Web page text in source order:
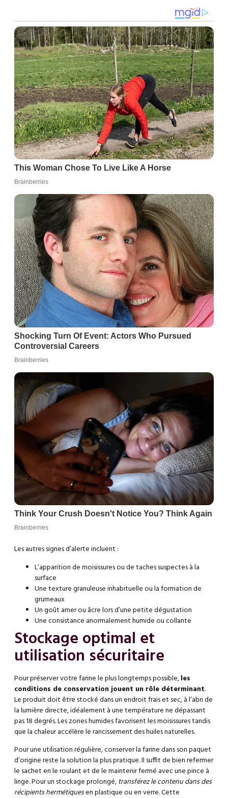
Les autres signes d’alerte incluent :
L’apparition de moisissures ou de taches suspectes à la
surface
Une texture granuleuse inhabituelle ou la formation de
grumeaux
Un goût amer ou âcre lors d’une petite dégustation
Une consistance anormalement humide ou collante
Stockage optimal et
utilisation sécuritaire
Pour préserver votre farine le plus longtemps possible,les
conditions de conservation jouent un rôle déterminant.
Le produit doit être stocké dans un endroit frais et sec, à l’abri de
la lumière directe, idéalement à une température ne dépassant
pas 18 degrés. Les zones humides favorisent les moisissures tandis
que la chaleur accélère le rancissement des huiles naturelles.
Pour une utilisation régulière, conserver la farine dans son paquet
d’origine reste la solution la plus pratique. Il suffit de bien refermer
le sachet en le roulant et de le maintenir fermé avec une pince à
linge. Pour un stockage prolongé,transférez le contenu dans des
récipients hermétiquesen plastique ou en verre. Cette